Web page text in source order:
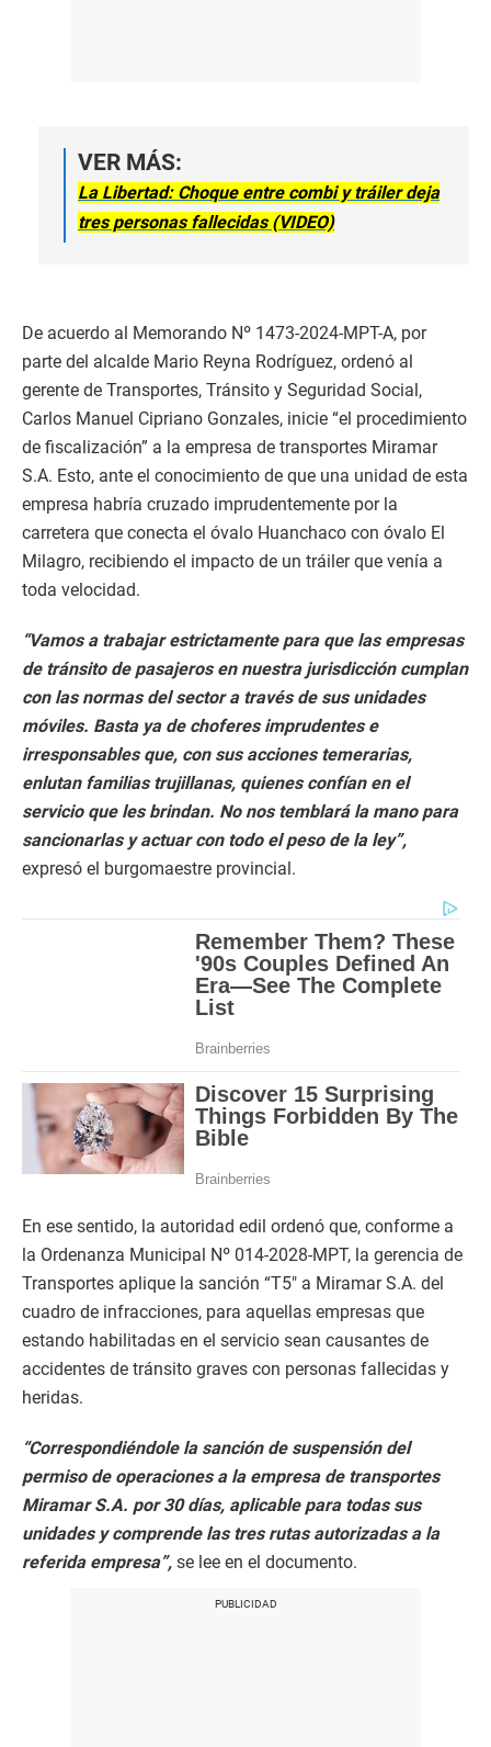
VER MÁS:
La Libertad: Choque entre combi y tráiler deja
tres personas fallecidas (VIDEO)
De acuerdo al Memorando Nº 1473-2024-MPT-A, por
parte del alcalde Mario Reyna Rodríguez, ordenó al
gerente de Transportes, Tránsito y Seguridad Social,
Carlos Manuel Cipriano Gonzales, inicie “el procedimiento
de fiscalización” a la empresa de transportes Miramar
S.A. Esto, ante el conocimiento de que una unidad de esta
empresa habría cruzado imprudentemente por la
carretera que conecta el óvalo Huanchaco con óvalo El
Milagro, recibiendo el impacto de un tráiler que venía a
toda velocidad.
“Vamos a trabajar estrictamente para que las empresas
de tránsito de pasajeros en nuestra jurisdicción cumplan
con las normas del sector a través de sus unidades
móviles. Basta ya de choferes imprudentes e
irresponsables que, con sus acciones temerarias,
enlutan familias trujillanas, quienes confían en el
servicio que les brindan. No nos temblará la mano para
sancionarlas y actuar con todo el peso de la ley”,
expresó el burgomaestre provincial.
En ese sentido, la autoridad edil ordenó que, conforme a
la Ordenanza Municipal Nº 014-2028-MPT, la gerencia de
Transportes aplique la sanción “T5″ a Miramar S.A. del
cuadro de infracciones, para aquellas empresas que
estando habilitadas en el servicio sean causantes de
accidentes de tránsito graves con personas fallecidas y
heridas.
“Correspondiéndole la sanción de suspensión del
permiso de operaciones a la empresa de transportes
Miramar S.A. por 30 días, aplicable para todas sus
unidades y comprende las tres rutas autorizadas a la
referida empresa”, se lee en el documento.